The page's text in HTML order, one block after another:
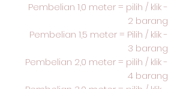
- Pembelian 1,0 meter = pilih / klik
2 barang
- Pembelian 1,5 meter = Pilih / klik
3 barang
- Pembelian 2,0 meter = pilih / klik
4 barang